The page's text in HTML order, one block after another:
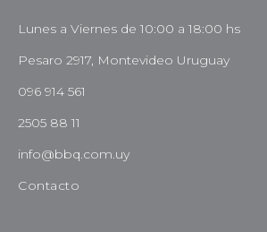
Lunes a Viernes de 10:00 a 18:00 hs
Pesaro 2917, Montevideo Uruguay
096 914 561
2505 88 11
info@bbq.com.uy
Contacto